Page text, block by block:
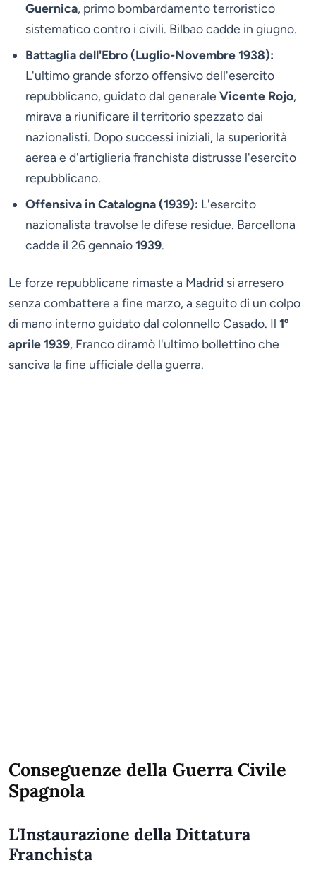
Guernica, primo bombardamento terroristico
sistematico contro i civili. Bilbao cadde in giugno.
Battaglia dell'Ebro (Luglio-Novembre 1938):
L'ultimo grande sforzo offensivo dell'esercito
repubblicano, guidato dal generale Vicente Rojo,
mirava a riunificare il territorio spezzato dai
nazionalisti. Dopo successi iniziali, la superiorità
aerea e d'artiglieria franchista distrusse l'esercito
repubblicano.
Offensiva in Catalogna (1939): L'esercito
nazionalista travolse le difese residue. Barcellona
cadde il 26 gennaio1939.
Le forze repubblicane rimaste a Madrid si arresero
senza combattere a fine marzo, a seguito di un colpo
di mano interno guidato dal colonnello Casado. Il 1º
aprile 1939, Franco diramò l'ultimo bollettino che
sanciva la fine ufficiale della guerra.
Conseguenze della Guerra Civile
Spagnola
L'Instaurazione della Dittatura
Franchista